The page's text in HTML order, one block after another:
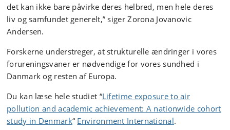
det kan ikke bare påvirke deres helbred, men hele deres
liv og samfundet generelt,” siger Zorona Jovanovic
Andersen.
Forskerne understreger, at strukturelle ændringer i vores
forureningsvaner er nødvendige for vores sundhed i
Danmark og resten af Europa.
Du kan læse hele studiet “Lifetime exposure to air
pollution and academic achievement: A nationwide cohort
study in Denmark“ Environment International.